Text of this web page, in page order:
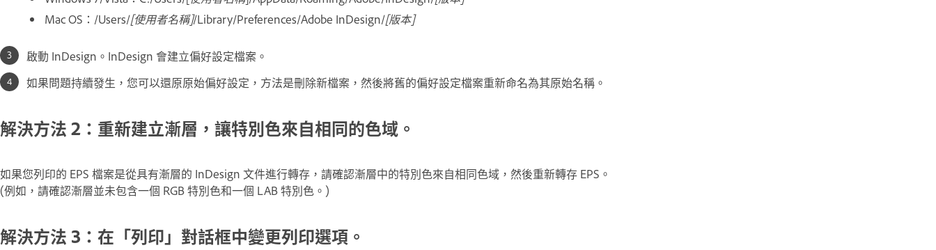
Mac OS：/Users/[使用者名稱]/Library/Preferences/Adobe InDesign/[版本]
啟動 InDesign。InDesign 會建立偏好設定檔案。
如果問題持續發生，您可以還原原始偏好設定，方法是刪除新檔案，然後將舊的偏好設定檔案重新命名為其原始名稱。
解決方法 2：重新建立漸層，讓特別色來自相同的色域。
如果您列印的 EPS 檔案是從具有漸層的 InDesign 文件進行轉存，請確認漸層中的特別色來自相同色域，然後重新轉存 EPS。
(例如，請確認漸層並未包含一個 RGB 特別色和一個 LAB 特別色。)
解決方法 3：在「列印」對話框中變更列印選項。